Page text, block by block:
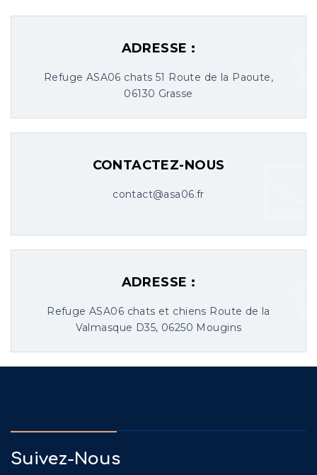
ADRESSE :
Refuge ASA06 chats 51 Route de la Paoute,
06130 Grasse
CONTACTEZ-NOUS
contact@asa06.fr
ADRESSE :
Refuge ASA06 chats et chiens Route de la
Valmasque D35, 06250 Mougins
Suivez-Nous